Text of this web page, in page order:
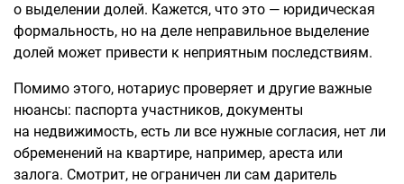
о выделении долей. Кажется, что это — юридическая
формальность, но на деле неправильное выделение
долей может привести к неприятным последствиям.
Помимо этого, нотариус проверяет и другие важные
нюансы: паспорта участников, документы
на недвижимость, есть ли все нужные согласия, нет ли
обременений на квартире, например, ареста или
залога. Смотрит, не ограничен ли сам даритель